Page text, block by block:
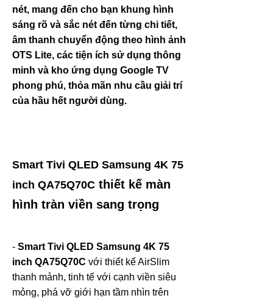
nét, mang đến cho bạn khung hình
sáng rõ và sắc nét đến từng chi tiết,
âm thanh chuyển động theo hình ảnh
OTS Lite, các tiện ích sử dụng thông
minh và kho ứng dụng Google TV
phong phú, thỏa mãn nhu cầu giải trí
của hầu hết người dùng.
Smart Tivi QLED Samsung 4K 75
inch QA75Q70C thiết kế màn
hình tràn viền sang trọng
- Smart Tivi QLED Samsung 4K 75
inch QA75Q70C với thiết kế AirSlim
thanh mảnh, tinh tế với cạnh viền siêu
mỏng, phá vỡ giới hạn tầm nhìn trên